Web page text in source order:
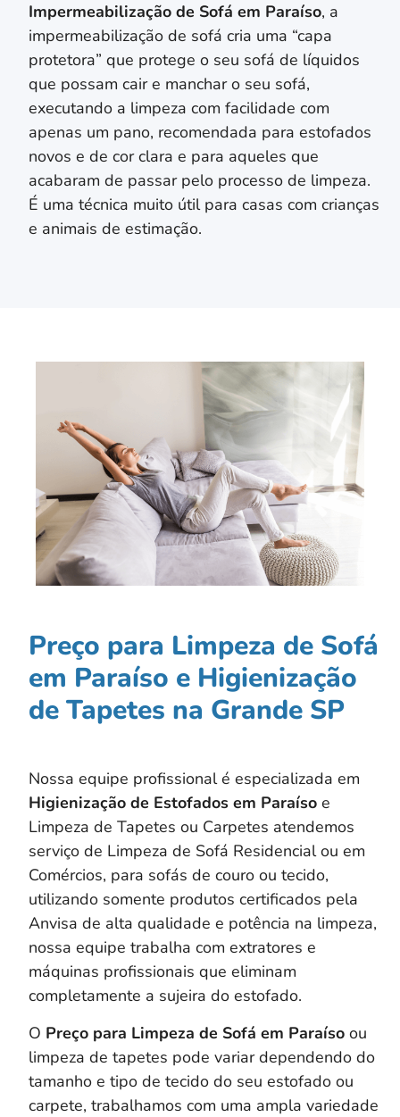
Impermeabilização de Sofá em Paraíso, a
impermeabilização de sofá cria uma “capa
protetora” que protege o seu sofá de líquidos
que possam cair e manchar o seu sofá,
executando a limpeza com facilidade com
apenas um pano, recomendada para estofados
novos e de cor clara e para aqueles que
acabaram de passar pelo processo de limpeza.
É uma técnica muito útil para casas com crianças
e animais de estimação.
Preço para Limpeza de Sofá
em Paraíso e Higienização
de Tapetes na Grande SP
Nossa equipe profissional é especializada em
Higienização de Estofados em Paraíso e
Limpeza de Tapetes ou Carpetes atendemos
serviço de Limpeza de Sofá Residencial ou em
Comércios, para sofás de couro ou tecido,
utilizando somente produtos certificados pela
Anvisa de alta qualidade e potência na limpeza,
nossa equipe trabalha com extratores e
máquinas profissionais que eliminam
completamente a sujeira do estofado.
O Preço para Limpeza de Sofá em Paraíso ou
limpeza de tapetes pode variar dependendo do
tamanho e tipo de tecido do seu estofado ou
carpete, trabalhamos com uma ampla variedade